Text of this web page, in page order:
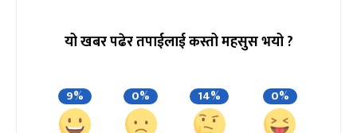
यो खबर पढेर तपाईलाई कस्तो महसुस भयो ?
9% 0% 14% 0%